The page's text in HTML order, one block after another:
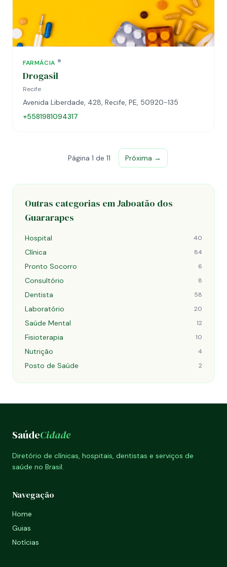
FARMÁCIA
Drogasil
Recife
Avenida Liberdade, 428, Recife, PE, 50920-135
+5581981094317
Página 1 de 11 Próxima →
Outras categorias em Jaboatão dos
Guararapes
Hospital 40
Clínica 84
Pronto Socorro 6
Consultório 8
Dentista 58
Laboratório 20
Saúde Mental 12
Fisioterapia 10
Nutrição 4
Posto de Saúde 2
SaúdeCidade
Diretório de clínicas, hospitais, dentistas e serviços de
saúde no Brasil.
Navegação
Home
Guias
Notícias